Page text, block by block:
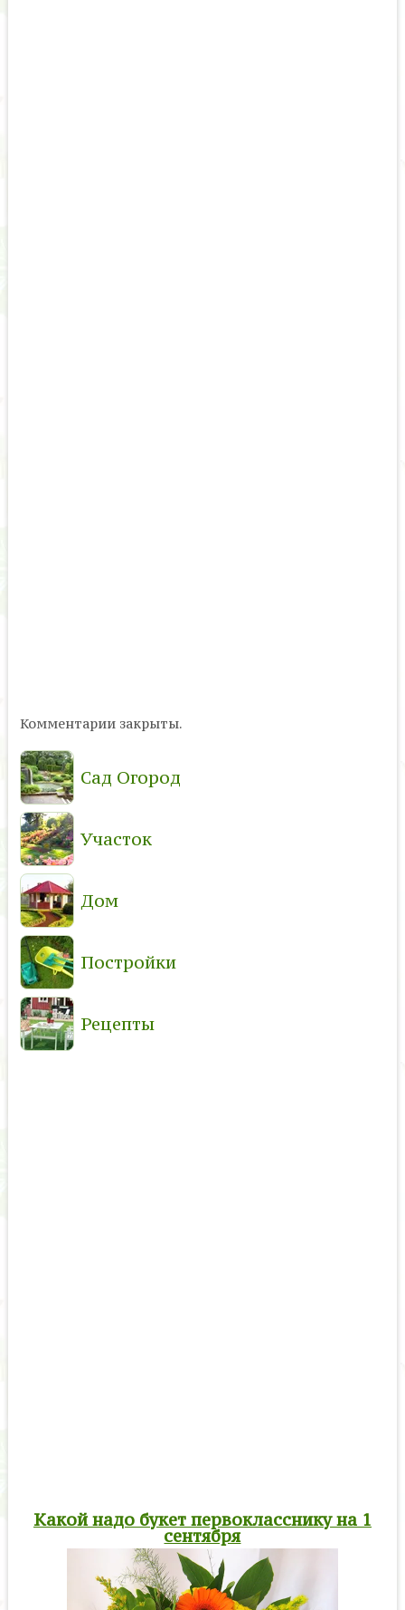
Комментарии закрыты.
Сад Огород
Участок
Дом
Постройки
Рецепты
Какой надо букет первокласснику на 1
сентября